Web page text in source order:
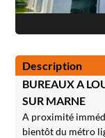
Description
BUREAUX A
SUR MARNE
A proximité
bientôt du métro